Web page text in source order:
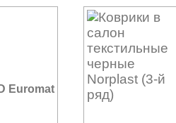
Euromat